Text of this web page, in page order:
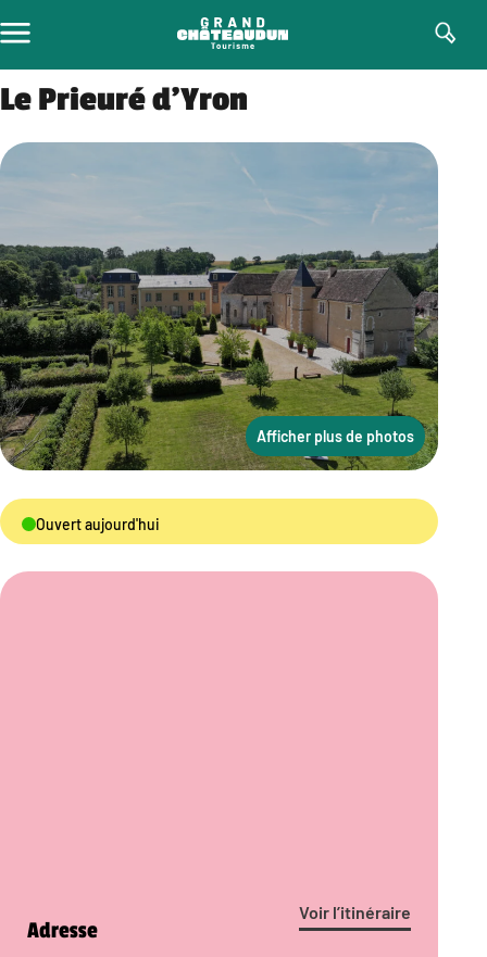
au
contenu
Le Prieuré d’Yron
Afficher plus de photos
Ouvert aujourd'hui
Voir l’itinéraire
Adresse